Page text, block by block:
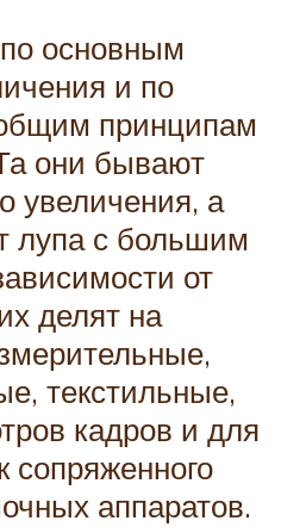
основным
и по
принципам
они бывают
увеличения, а
лупа с большим
от
делят на
текстильные,
кадров и для
сопряженного
аппаратов.